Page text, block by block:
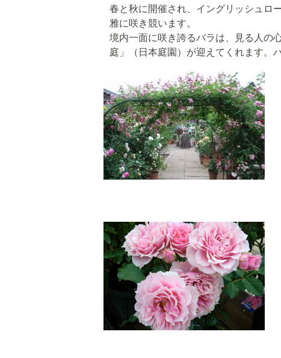
春と秋に開催され、イングリッシュロ
雅に咲き競います。
境内一面に咲き誇るバラは、見る人の
庭」（日本庭園）が迎えてくれます。